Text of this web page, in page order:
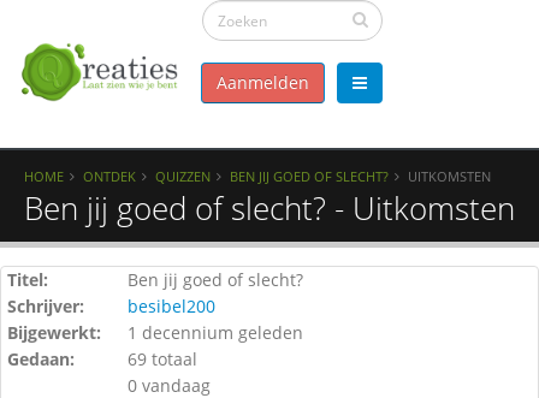
Aanmelden
HOME ONTDEK QUIZZEN BEN JIJ GOED OF SLECHT? UITKOMSTEN
Ben jij goed of slecht? - Uitkomsten
Titel:
Ben jij goed of slecht?
Schrijver:
besibel200
Bijgewerkt:
1 decennium geleden
Gedaan:
69 totaal
0 vandaag